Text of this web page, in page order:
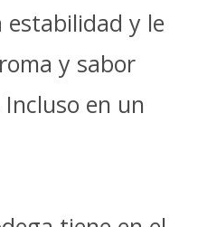
estabilidad y le
y sabor
en un